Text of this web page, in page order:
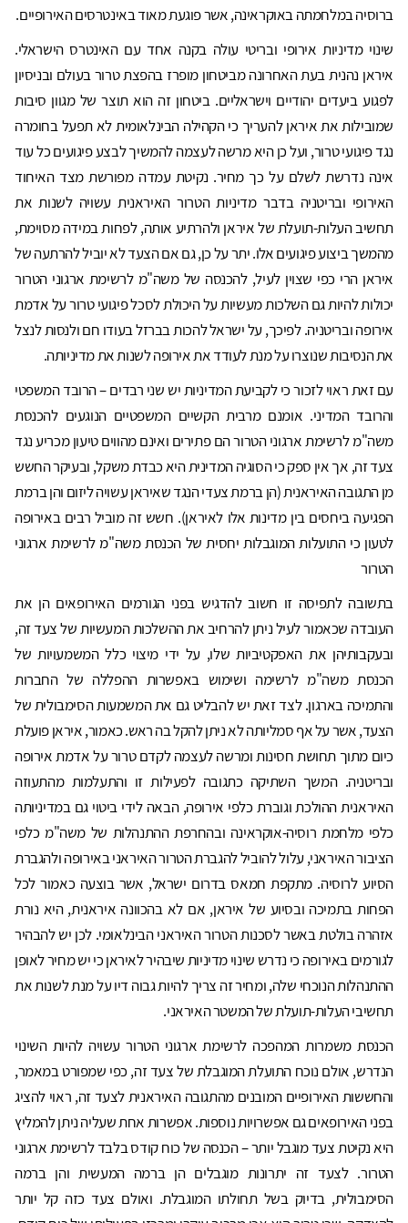
ברוסיה במלחמתה באוקראינה, אשר פוגעת מאוד באינטרסים האירופיים.
שינוי מדיניות אירופי ובריטי עולה בקנה אחד עם האינטרס הישראלי.
איראן נהנית בעת האחרונה מביטחון מופרז בהפצת טרור בעולם ובניסיון
לפגוע ביעדים יהודיים וישראליים. ביטחון זה הוא תוצר של מגוון סיבות
שמובילות את איראן להעריך כי הקהילה הבינלאומית לא תפעל בחומרה
נגד פיגועי טרור, ועל כן היא מרשה לעצמה להמשיך לבצע פיגועים כל עוד
אינה נדרשת לשלם על כך מחיר. נקיטת עמדה מפורשת מצד האיחוד
האירופי ובריטניה בדבר מדיניות הטרור האיראנית עשויה לשנות את
תחשיב העלות-תועלת של איראן ולהרתיע אותה, לפחות במידה מסוימת,
מהמשך ביצוע פיגועים אלו. יתר על כן, גם אם הצעד לא יוביל להרתעה של
איראן הרי כפי שצוין לעיל, להכנסה של משה"מ לרשימת ארגוני הטרור
יכולות להיות גם השלכות מעשיות על היכולת לסכל פיגועי טרור על אדמת
אירופה ובריטניה. לפיכך, על ישראל להכות בברזל בעודו חם ולנסות לנצל
את הנסיבות שנוצרו על מנת לעודד את אירופה לשנות את מדיניותה.
עם זאת ראוי לזכור כי לקביעת המדיניות יש שני רבדים – הרובד המשפטי
והרובד המדיני. אומנם מרבית הקשיים המשפטיים הנוגעים להכנסת
משה"מ לרשימת ארגוני הטרור הם פתירים ואינם מהווים טיעון מכריע נגד
צעד זה, אך אין ספק כי הסוגיה המדינית היא כבדת משקל, ובעיקר החשש
מן התגובה האיראנית (הן ברמת צעדי הנגד שאיראן עשויה ליזום והן ברמת
הפגיעה ביחסים בין מדינות אלו לאיראן). חשש זה מוביל רבים באירופה
לטעון כי התועלות המוגבלות יחסית של הכנסת משה"מ לרשימת ארגוני
הטרור
בתשובה לתפיסה זו חשוב להדגיש בפני הגורמים האירופאים הן את
העובדה שכאמור לעיל ניתן להרחיב את ההשלכות המעשיות של צעד זה,
ובעקבותיהן את האפקטיביות שלו, על ידי מיצוי כלל המשמעויות של
הכנסת משה"מ לרשימה ושימוש באפשרות ההפללה של החברות
והתמיכה בארגון. לצד זאת יש להבליט גם את המשמעות הסימבולית של
הצעד, אשר על אף סמליותה לא ניתן להקל בה ראש. כאמור, איראן פועלת
כיום מתוך תחושת חסינות ומרשה לעצמה לקדם טרור על אדמת אירופה
ובריטניה. המשך השתיקה כתגובה לפעילות זו והתעלמות מהתעוזה
האיראנית ההולכת וגוברת כלפי אירופה, הבאה לידי ביטוי גם במדיניותה
כלפי מלחמת רוסיה-אוקראינה ובהחרפת ההתנהלות של משה"מ כלפי
הציבור האיראני, עלול להוביל להגברת הטרור האיראני באירופה ולהגברת
הסיוע לרוסיה. מתקפת חמאס בדרום ישראל, אשר בוצעה כאמור לכל
הפחות בתמיכה ובסיוע של איראן, אם לא בהכוונה איראנית, היא נורת
אזהרה בולטת באשר לסכנות הטרור האיראני הבינלאומי. לכן יש להבהיר
לגורמים באירופה כי נדרש שינוי מדיניות שיבהיר לאיראן כי יש מחיר לאופן
ההתנהלות הנוכחי שלה, ומחיר זה צריך להיות גבוה דיו על מנת לשנות את
תחשיבי העלות-תועלת של המשטר האיראני.
הכנסת משמרות המהפכה לרשימת ארגוני הטרור עשויה להיות השינוי
הנדרש, אולם נוכח התועלת המוגבלת של צעד זה, כפי שמפורט במאמר,
והחששות האירופיים המובנים מהתגובה האיראנית לצעד זה, ראוי להציג
בפני האירופאים גם אפשרויות נוספות. אפשרות אחת שעליה ניתן להמליץ
היא נקיטת צעד מוגבל יותר – הכנסה של כוח קודס בלבד לרשימת ארגוני
הטרור. לצעד זה יתרונות מוגבלים הן ברמה המעשית והן ברמה
הסימבולית, בדיוק בשל תחולתו המוגבלת. ואולם צעד כזה קל יותר